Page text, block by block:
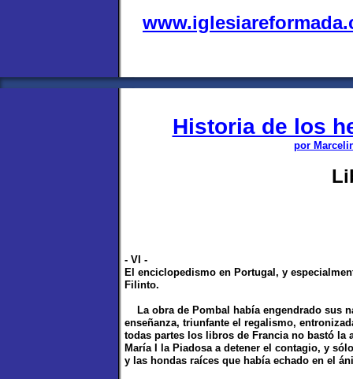
- VI -
El enciclopedismo en Portugal, y
Filinto.
La obra de Pombal había engendrado sus
enseñanza, triunfante el regalismo,
todas partes los libros de Francia no bastó la
María I la Piadosa a detener el contagio, y
y las hondas raíces que había echado en el
Historia de los
por